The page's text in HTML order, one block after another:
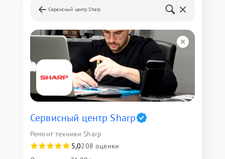
Сервисный центр Sharp
Сервисный центр Sharp
Ремонт техники Sharp
5,0208 оценки